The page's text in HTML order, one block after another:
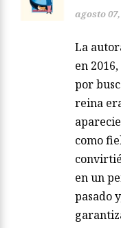
agosto 07,
La
en
por
reina
como
en un
pasado